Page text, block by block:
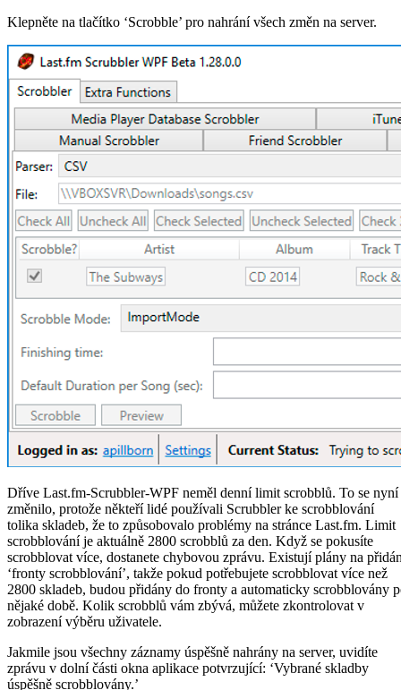
Klepněte na tlačítko ‘Scrobble’ pro nahrání všech změn na server.
Dříve Last.fm-Scrubbler-WPF neměl denní limit scrobblů. To se nyní
změnilo, protože někteří lidé používali Scrubbler ke scrobblování
tolika skladeb, že to způsobovalo problémy na stránce Last.fm. Limit
scrobblování je aktuálně 2800 scrobblů za den. Když se pokusíte
scrobblovat více, dostanete chybovou zprávu. Existují plány na
‘fronty scrobblování’, takže pokud potřebujete scrobblovat více než
2800 skladeb, budou přidány do fronty a automaticky scrobblovány
nějaké době. Kolik scrobblů vám zbývá, můžete zkontrolovat v
zobrazení výběru uživatele.
Jakmile jsou všechny záznamy úspěšně nahrány na server, uvidíte
zprávu v dolní části okna aplikace potvrzující: ‘Vybrané skladby
úspěšně scrobblovány.’